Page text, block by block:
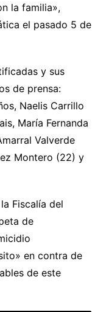
la familia»,
el pasado 5 de
y sus
de prensa:
Naelis Carrillo
María Fernanda
Valverde
Montero (22) y
Fiscalía del
de
en contra de
de este